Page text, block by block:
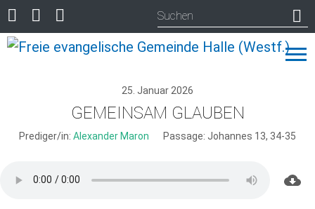
25. Januar 2026
GEMEINSAM GLAUBEN
Prediger/in: Alexander Maron Passage: Johannes 13, 34-35